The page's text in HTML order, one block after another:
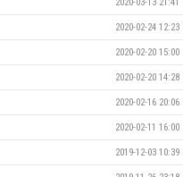
2020-02-24 12:23
2020-02-20 15:00
2020-02-20 14:28
2020-02-16 20:06
2020-02-11 16:00
2019-12-03 10:39